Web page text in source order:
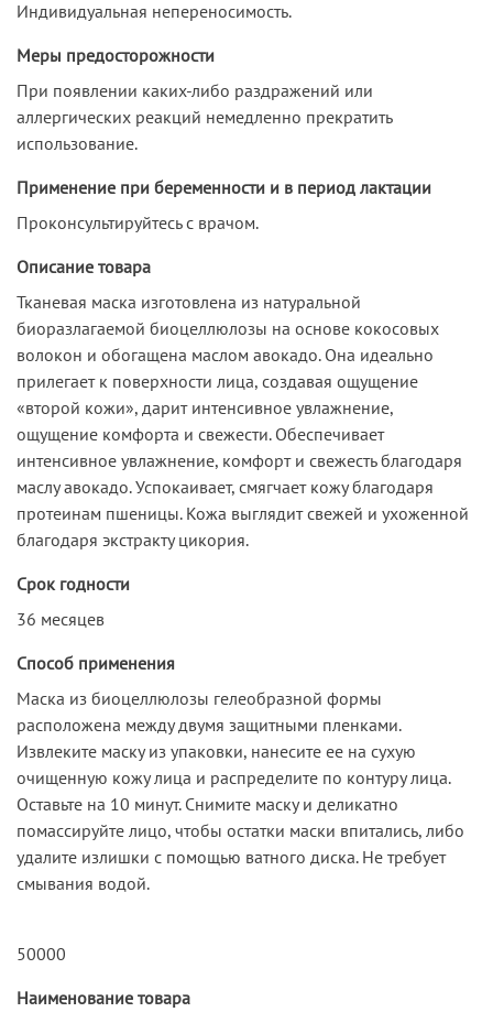
Индивидуальная непереносимость.
Меры предосторожности
При появлении каких-либо раздражений или
аллергических реакций немедленно прекратить
использование.
Применение при беременности и в период лактации
Проконсультируйтесь с врачом.
Описание товара
Тканевая маска изготовлена из натуральной
биоразлагаемой биоцеллюлозы на основе кокосовых
волокон и обогащена маслом авокадо. Она идеально
прилегает к поверхности лица, создавая ощущение
«второй кожи», дарит интенсивное увлажнение,
ощущение комфорта и свежести. Обеспечивает
интенсивное увлажнение, комфорт и свежесть благодаря
маслу авокадо. Успокаивает, смягчает кожу благодаря
протеинам пшеницы. Кожа выглядит свежей и ухоженной
благодаря экстракту цикория.
Срок годности
36 месяцев
Способ применения
Маска из биоцеллюлозы гелеобразной формы
расположена между двумя защитными пленками.
Извлеките маску из упаковки, нанесите ее на сухую
очищенную кожу лица и распределите по контуру лица.
Оставьте на 10 минут. Снимите маску и деликатно
помассируйте лицо, чтобы остатки маски впитались, либо
удалите излишки с помощью ватного диска. Не требует
смывания водой.
50000
Наименование товара